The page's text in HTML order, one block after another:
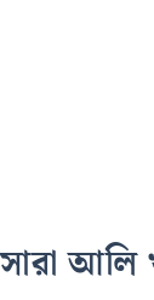
আলি